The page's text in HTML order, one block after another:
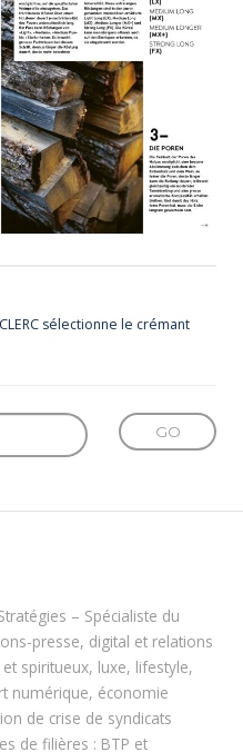
sélectionne le crémant
– Spécialiste du
presse, digital et relations
spiritueux, luxe, lifestyle,
numérique, économie
de crise de syndicats
de filières : BTP et